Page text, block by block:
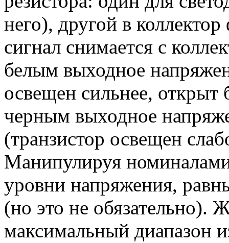
него), другой в
сигнал снимается с
белым выходное
освещен сильнее,
черным выходное
(транзистор освещен
Манипулируя
уровни напряжения,
(но это не обязательно).
максимальный диапазон